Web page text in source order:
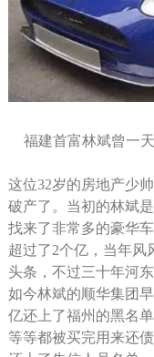
福建首富林斌曾一
这位32岁的房地产少
破产了。当初的林斌
找来了非常多的豪华
超过了2个亿，当年风
头条，不过三十年河东
如今林斌的顺华集团
亿还上了福州的黑名
等等都被买完用来还